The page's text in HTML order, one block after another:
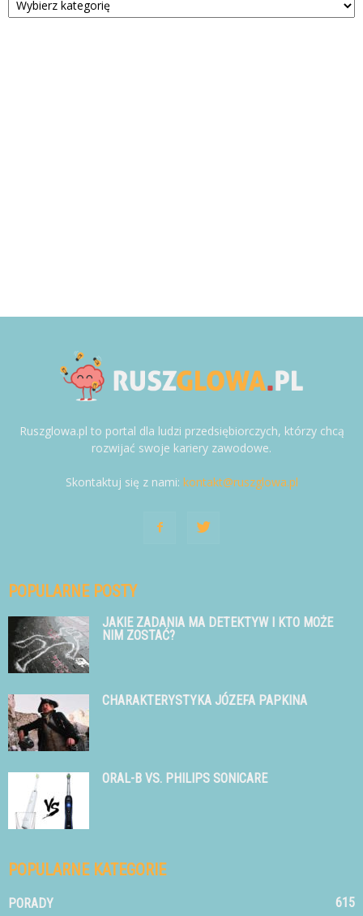
Ruszglowa.pl to portal dla ludzi przedsiębiorczych, którzy chcą
rozwijać swoje kariery zawodowe.
Skontaktuj się z nami: kontakt@ruszglowa.pl
POPULARNE POSTY
JAKIE ZADANIA MA DETEKTYW I KTO MOŻE
NIM ZOSTAĆ?
CHARAKTERYSTYKA JÓZEFA PAPKINA
ORAL-B VS. PHILIPS SONICARE
POPULARNE KATEGORIE
PORADY 615